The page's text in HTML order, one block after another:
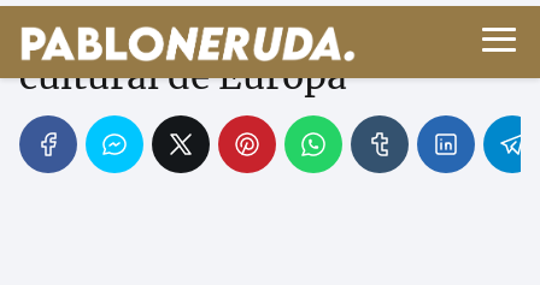
Renacimiento: despertar
cultural de Europa